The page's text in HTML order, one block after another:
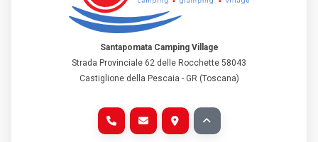
Santapomata Camping Village
Strada Provinciale 62 delle Rocchette 58043
Castiglione della Pescaia - GR (Toscana)